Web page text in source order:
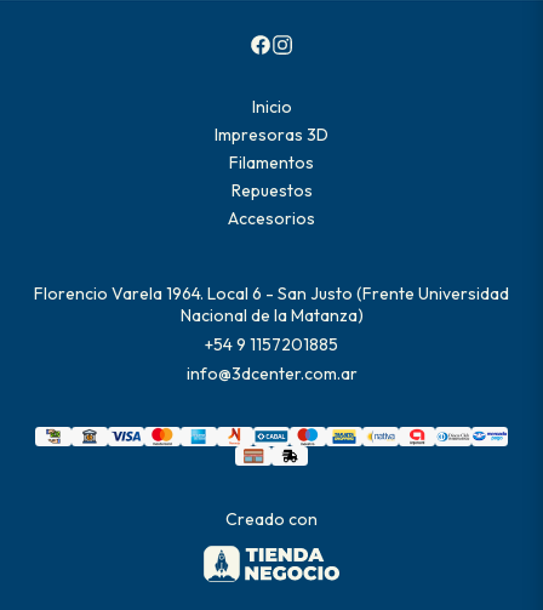
Inicio
Impresoras 3D
Filamentos
Repuestos
Accesorios
Florencio Varela 1964. Local 6 - San Justo (Frente Universidad
Nacional de la Matanza)
+54 9 1157201885
info@3dcenter.com.ar
Creado con